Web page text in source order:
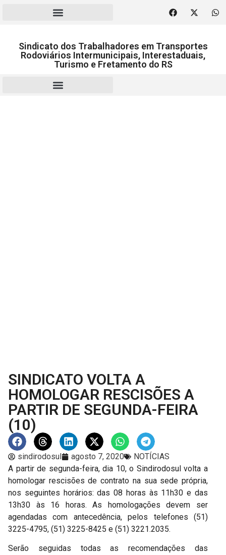
Sindicato dos Trabalhadores em Transportes
Rodoviários Intermunicipais, Interestaduais,
Turismo e Fretamento do RS
SINDICATO VOLTA A
HOMOLOGAR RESCISÕES A
PARTIR DE SEGUNDA-FEIRA
(10)
sindirodosul agosto 7, 2020
NOTÍCIAS
A partir de segunda-feira, dia 10, o Sindirodosul volta a
homologar rescisões de contrato na sua sede própria,
nos seguintes horários: das 08 horas às 11h30 e das
13h30 às 16 horas. As homologações devem ser
agendadas com antecedência, pelos telefones (51)
3225-4795, (51) 3225-8425 e (51) 3221.2035.
Serão seguidas todas as recomendações das